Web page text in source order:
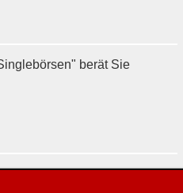
berät Sie